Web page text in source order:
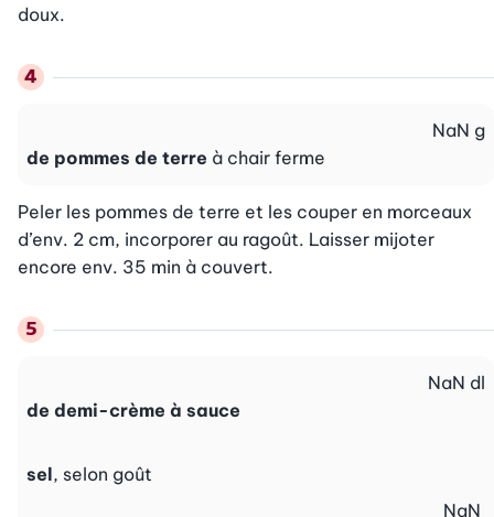
doux.
de pommes de terre à chair ferme
NaN g
Peler les pommes de terre et les couper en morceaux
d’env. 2 cm, incorporer au ragoût. Laisser mijoter
encore env. 35 min à couvert.
de demi-crème à sauce
NaN dl
sel, selon goût
NaN